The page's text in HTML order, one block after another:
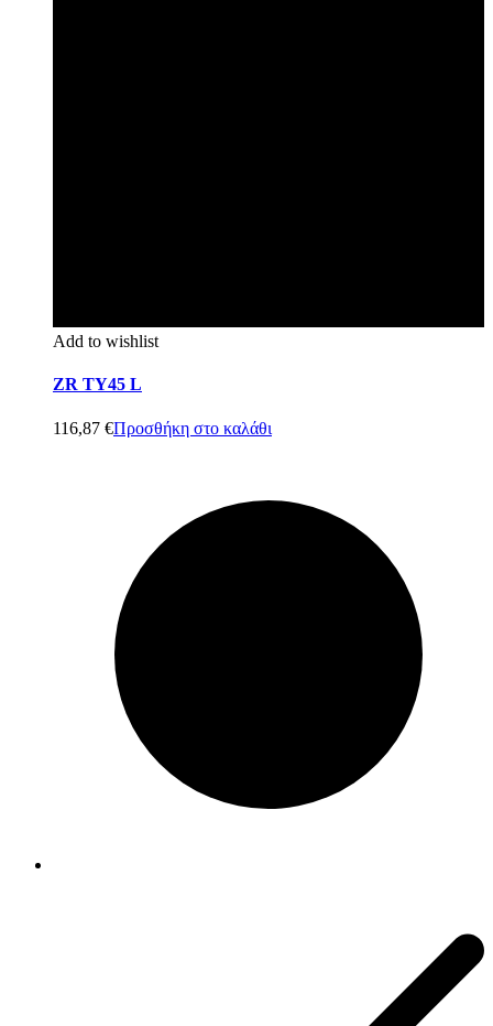
Add to wishlist
ZR TY45 L
116,87 €Προσθήκη στο καλάθι